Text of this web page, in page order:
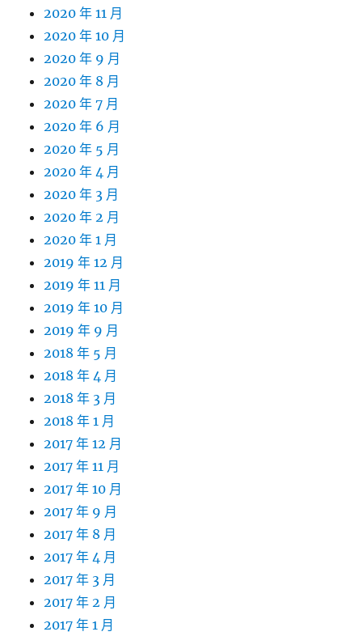
2020 年 11 月
2020 年 10 月
2020 年 9 月
2020 年 8 月
2020 年 7 月
2020 年 6 月
2020 年 5 月
2020 年 4 月
2020 年 3 月
2020 年 2 月
2020 年 1 月
2019 年 12 月
2019 年 11 月
2019 年 10 月
2019 年 9 月
2018 年 5 月
2018 年 4 月
2018 年 3 月
2018 年 1 月
2017 年 12 月
2017 年 11 月
2017 年 10 月
2017 年 9 月
2017 年 8 月
2017 年 4 月
2017 年 3 月
2017 年 2 月
2017 年 1 月